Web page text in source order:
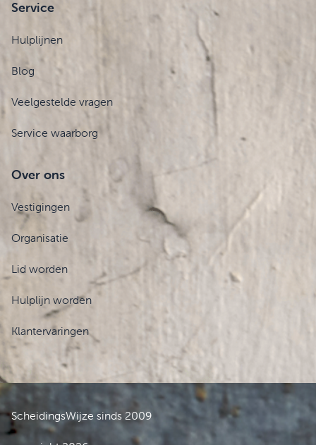
Service
Hulplijnen
Blog
Veelgestelde vragen
Service waarborg
Over ons
Vestigingen
Organisatie
Lid worden
Hulplijn worden
Klantervaringen
ScheidingsWijze sinds 2009